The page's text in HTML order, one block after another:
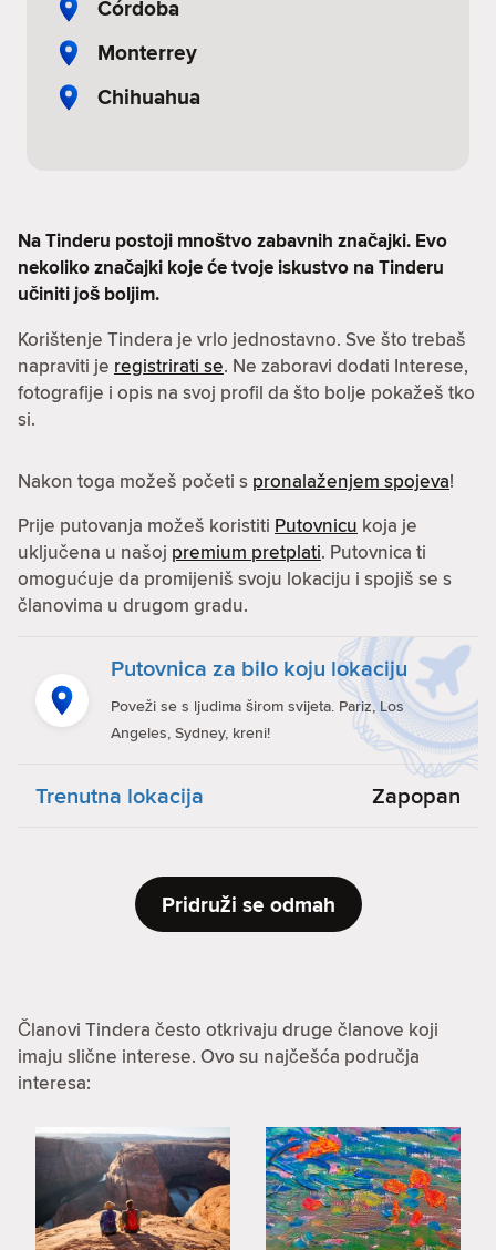
Córdoba
Monterrey
Chihuahua
Na Tinderu postoji mnoštvo zabavnih značajki. Evo
nekoliko značajki koje će tvoje iskustvo na Tinderu
učiniti još boljim.
Korištenje Tindera je vrlo jednostavno. Sve što trebaš
napraviti je registrirati se. Ne zaboravi dodati Interese,
fotografije i opis na svoj profil da što bolje pokažeš tko
si.
Nakon toga možeš početi s pronalaženjem spojeva!
Prije putovanja možeš koristiti Putovnicu koja je
uključena u našoj premium pretplati. Putovnica ti
omogućuje da promijeniš svoju lokaciju i spojiš se s
članovima u drugom gradu.
Putovnica za bilo koju lokaciju
Poveži se s ljudima širom svijeta. Pariz, Los
Angeles, Sydney, kreni!
Trenutna lokacija Zapopan
Pridruži se odmah
Članovi Tindera često otkrivaju druge članove koji
imaju slične interese. Ovo su najčešća područja
interesa: